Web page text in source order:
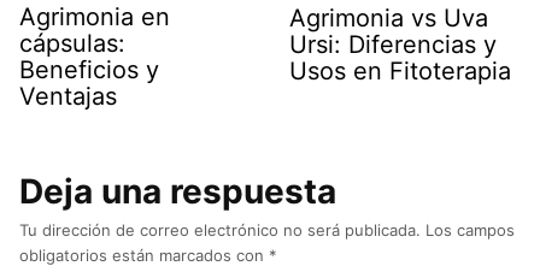
Agrimonia en
cápsulas:
Beneficios y
Ventajas
Agrimonia vs Uva
Ursi: Diferencias y
Usos en Fitoterapia
Deja una respuesta
Tu dirección de correo electrónico no será publicada. Los campos
obligatorios están marcados con *